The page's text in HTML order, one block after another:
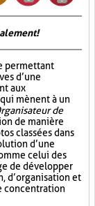
permettant
d’une
aux
mènent à un
de
de manière
classées dans
d’une
celui des
de développer
d’organisation et
concentration